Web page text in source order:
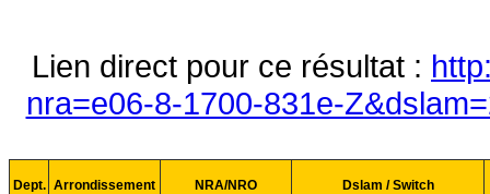
Lien direct pour ce résultat :
nra=e06-8-1700-831e-
Dept. Arrondissement NRA/NRO Dslam / Switch